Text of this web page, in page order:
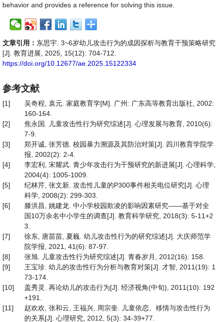
behavior and provides a reference for solving this issue.
文章引用： 东思宇. 3~6岁幼儿攻击行为的成因探析与教育干预策略研究
[J]. 教育进展, 2025, 15(12): 704-712.
https://doi.org/10.12677/ae.2025.15122334
参考文献
[1]
吴奇程, 袁元. 家庭教育学[M]. 广州: 广东高等教育出版社, 2002:
160-164.
[2]
焦永国. 儿童攻击性行为研究综述[J]. 心理发展与教育, 2010(6):
7-9.
[3]
郑开诚, 张芳德. 校园暴力溯源及其防治对策[J]. 四川教育学院学
报, 2002(2): 2-4.
[4]
李宏利, 宋耀武. 青少年攻击行为干预研究的新进展[J]. 心理科学,
2004(4): 1005-1009.
[5]
纪林芹, 张文新. 攻击性儿童的P300事件相关电位研究[J]. 心理
科学, 2008(2): 299-303.
[6]
滕洪昌, 姚建龙. 中小学校园欺凌的影响因素研究——基于对全
国10万余名中小学生的调查[J]. 教育科学研究, 2018(3): 5-11+2
3.
[7]
徐东, 唐苗苗, 夏巍. 幼儿攻击性行为的研究综述[J]. 大庆师范学
院学报, 2021, 41(6): 87-97.
[8]
张旭. 儿童攻击性行为研究综述[J]. 青春岁月, 2012(16): 158.
[9]
王宝珍. 幼儿的攻击性行为分析与教育对策[J]. 才智, 2011(19): 1
73-174.
[10]
盖秀灵. 再论幼儿的攻击行为[J]. 经济视角(中旬), 2011(10): 192
+191.
[11]
赵欢欢, 张和云, 王福兴, 周宗奎. 儿童依恋、移情与攻击性行为
的关系[J]. 心理研究, 2012, 5(3): 34-39+77.